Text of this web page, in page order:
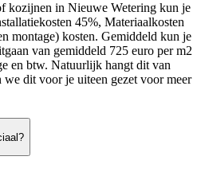
kozijnen in Nieuwe Wetering kun je
45%, Materiaalkosten
montage) kosten. Gemiddeld kun je
van gemiddeld 725 euro per m2
en btw. Natuurlijk hangt dit van
we dit voor je uiteen gezet voor meer